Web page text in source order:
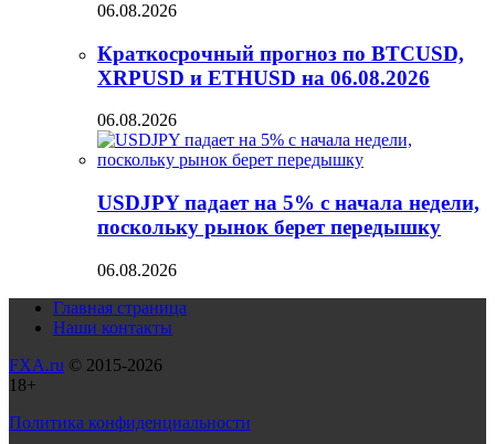
06.08.2026
Краткосрочный прогноз по BTCUSD,
XRPUSD и ETHUSD на 06.08.2026
06.08.2026
USDJPY падает на 5% с начала недели,
поскольку рынок берет передышку
06.08.2026
Главная страница
Наши контакты
FXA.ru © 2015-2026
18+
Политика конфиденциальности